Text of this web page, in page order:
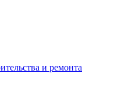
и ремонта